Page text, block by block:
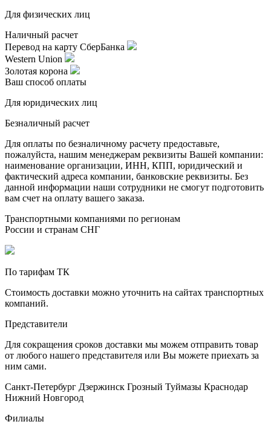
Для физических лиц
Наличный расчет
Перевод на карту СберБанка
Western Union
Золотая корона
Ваш способ оплаты
Для юридических лиц
Безналичный расчет
Для оплаты по безналичному расчету предоставьте,
пожалуйста, нашим менеджерам реквизиты Вашей компании:
наименование организации, ИНН, КПП, юридический и
фактический адреса компании, банковские реквизиты. Без
данной информации наши сотрудники не смогут подготовить
вам счет на оплату вашего заказа.
Транспортными компаниями по регионам
России и странам СНГ
По тарифам ТК
Стоимость доставки можно уточнить на сайтах транспортных
компаний.
Представители
Для сокращения сроков доставки мы можем отправить товар
от любого нашего представителя или Вы можете приехать за
ним сами.
Санкт-Петербург Дзержинск Грозный Туймазы Краснодар
Нижний Новгород
Филиалы